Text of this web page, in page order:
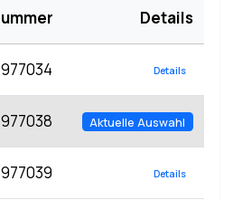
ummer
Details
977034 Details
977038 Aktuelle Auswahl
977039 Details